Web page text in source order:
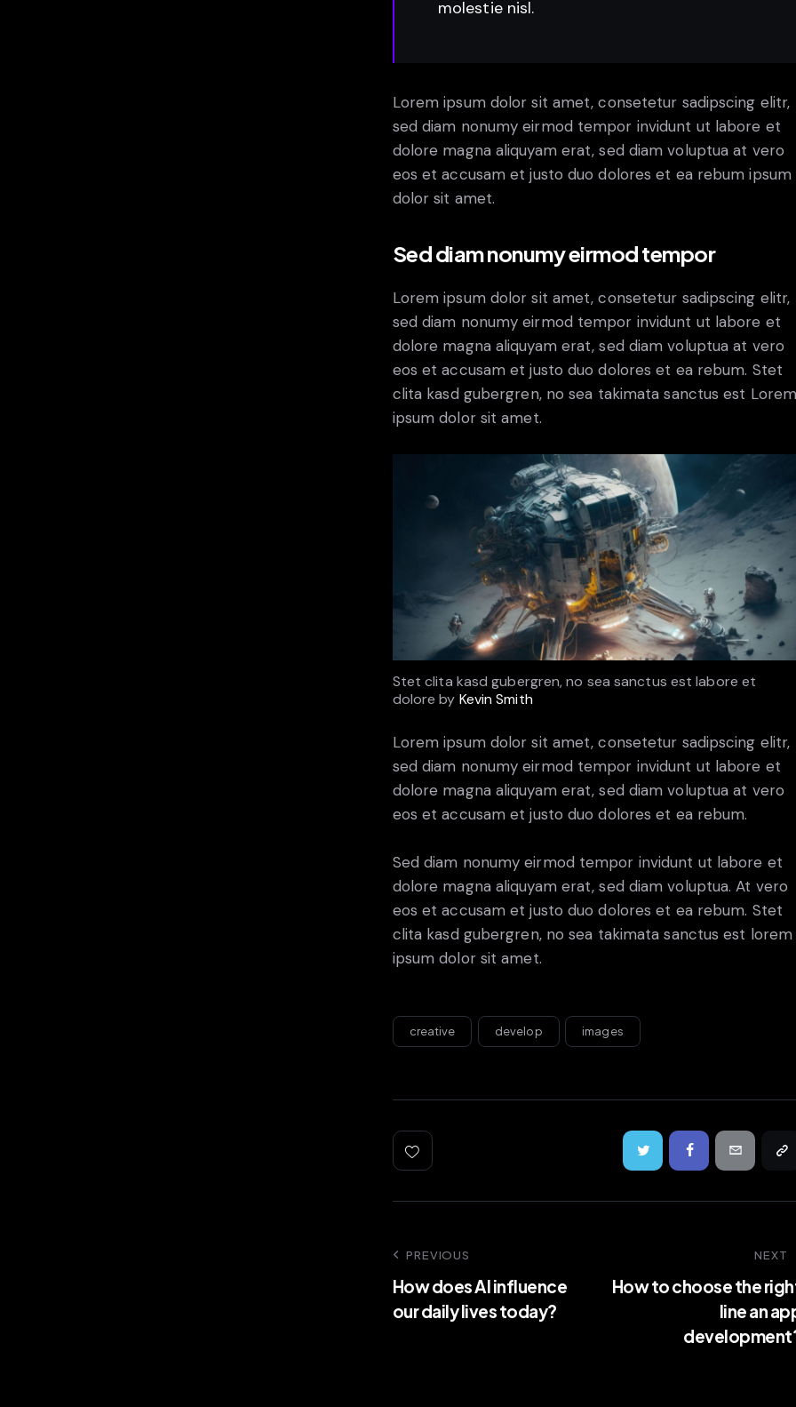
molestie nisl.
Lorem ipsum dolor sit amet, consetetur sadipscing elitr,
sed diam nonumy eirmod tempor invidunt ut labore et
dolore magna aliquyam erat, sed diam voluptua at vero
eos et accusam et justo duo dolores et ea rebum ipsum
dolor sit amet.
Sed diam nonumy eirmod tempor
Lorem ipsum dolor sit amet, consetetur sadipscing elitr,
sed diam nonumy eirmod tempor invidunt ut labore et
dolore magna aliquyam erat, sed diam voluptua at vero
eos et accusam et justo duo dolores et ea rebum. Stet
clita kasd gubergren, no sea takimata sanctus est
ipsum dolor sit amet.
Stet clita kasd gubergren, no sea sanctus est labore et
dolore by Kevin Smith
Lorem ipsum dolor sit amet, consetetur sadipscing elitr,
sed diam nonumy eirmod tempor invidunt ut labore et
dolore magna aliquyam erat, sed diam voluptua at vero
eos et accusam et justo duo dolores et ea rebum.
Sed diam nonumy eirmod tempor invidunt ut labore et
dolore magna aliquyam erat, sed diam voluptua. At vero
eos et accusam et justo duo dolores et ea rebum. Stet
clita kasd gubergren, no sea takimata sanctus est lorem
ipsum dolor sit amet.
creative develop images
PREVIOUS
How does AI influence
our daily lives today?
NEXT
How to choose the
line an